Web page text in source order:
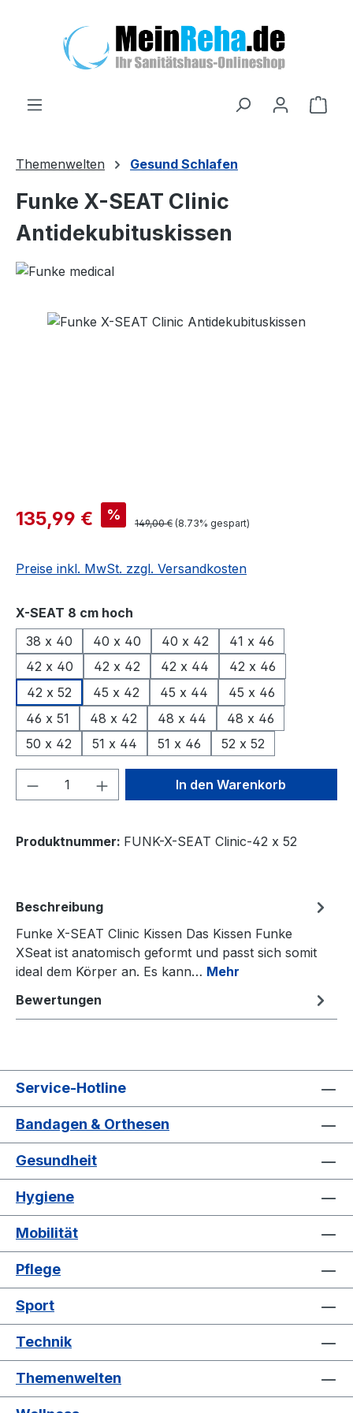
Themenwelten Gesund Schlafen
Funke X-SEAT Clinic
Antidekubituskissen
Bildergalerie überspringen
135,99 € %
149,00 € (8.73% gespart)
Preise inkl. MwSt. zzgl. Versandkosten
X-SEAT 8 cm hoch
38 x 40
40 x 40 40 x 42
41 x 46
42 x 40
42 x 42 42 x 44
42 x 46
42 x 52
45 x 42 45 x 44
45 x 46
46 x 51
48 x 42 48 x 44
48 x 46
50 x 42
51 x 44 51 x 46 52 x 52
Produkt Anzahl: Gib denIn den Warenkorb
Produktnummer: FUNK-X-SEAT Clinic-42 x 52
Beschreibung
Funke X-SEAT Clinic Kissen Das Kissen Funke
XSeat ist anatomisch geformt und passt sich somit
ideal dem Körper an. Es kann… Mehr
Bewertungen
Service-Hotline
Bandagen & Orthesen
Gesundheit
Hygiene
Mobilität
Pflege
Sport
Technik
Themenwelten